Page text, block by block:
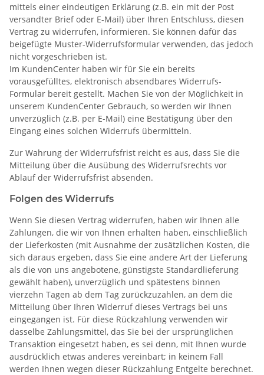
mittels einer eindeutigen Erklärung (z.B. ein mit der Post
versandter Brief oder E-Mail) über Ihren Entschluss, diesen
Vertrag zu widerrufen, informieren. Sie können dafür das
beigefügte Muster-Widerrufsformular verwenden, das jedoch
nicht vorgeschrieben ist.
Im KundenCenter haben wir für Sie ein bereits
vorausgefülltes, elektronisch absendbares Widerrufs-
Formular bereit gestellt. Machen Sie von der Möglichkeit in
unserem KundenCenter Gebrauch, so werden wir Ihnen
unverzüglich (z.B. per E-Mail) eine Bestätigung über den
Eingang eines solchen Widerrufs übermitteln.
Zur Wahrung der Widerrufsfrist reicht es aus, dass Sie die
Mitteilung über die Ausübung des Widerrufsrechts vor
Ablauf der Widerrufsfrist absenden.
Folgen des Widerrufs
Wenn Sie diesen Vertrag widerrufen, haben wir Ihnen alle
Zahlungen, die wir von Ihnen erhalten haben, einschließlich
der Lieferkosten (mit Ausnahme der zusätzlichen Kosten, die
sich daraus ergeben, dass Sie eine andere Art der Lieferung
als die von uns angebotene, günstigste Standardlieferung
gewählt haben), unverzüglich und spätestens binnen
vierzehn Tagen ab dem Tag zurückzuzahlen, an dem die
Mitteilung über Ihren Widerruf dieses Vertrags bei uns
eingegangen ist. Für diese Rückzahlung verwenden wir
dasselbe Zahlungsmittel, das Sie bei der ursprünglichen
Transaktion eingesetzt haben, es sei denn, mit Ihnen wurde
ausdrücklich etwas anderes vereinbart; in keinem Fall
werden Ihnen wegen dieser Rückzahlung Entgelte berechnet.